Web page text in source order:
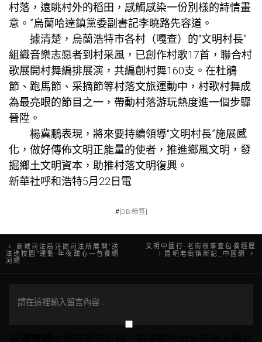
村落，遠眺村外的稻田，感觸感染一份別樣的詩情畫
意。”烏蘭哈達鎮黨委副書記李曉路先容道。
據清楚，烏蘭浩特市各村（嘎查）的“文明村長”
組織音樂志愿者到村采風，已創作村歌17首，聯合村
歌展開村舞編排展演，共編創村舞160支。在杜鵑
節、跑馬節、采摘節等村落文旅運動中，村歌村舞成
為最亮眼的節目之一，帶動村落游玩熱度進一個步驟
晉陞。
楊冀鵬表現，將來要持續領導“文明村長”施展感
化，做好傳佈文明正能量的使者，推進鄉風文明，發
掘鄉土文明資本，助推村落文明復興。
新華社呼和浩特5月22日電
#[DB:标签]
文
章
導
商城司法局汪崗司法所展開“送
法進校園”運動-年夜甜心一包養網
河網
文明中國行·老街故事查包養經歷
丨昆明老街煥新記_中國網